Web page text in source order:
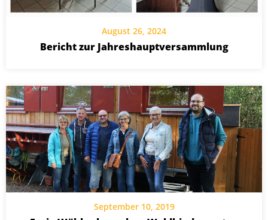
August 26, 2024
Bericht zur Jahreshauptversammlung
September 10, 2019